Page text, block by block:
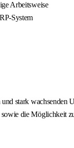
Arbeitsweise
System
stark wachsenden
die Möglichkeit